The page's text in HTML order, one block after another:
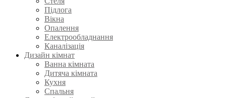
Підлога
Вікна
Опалення
Електрообладнання
Каналізація
Дизайн кімнат
Ванна кімната
Дитяча кімната
Кухня
Спальня